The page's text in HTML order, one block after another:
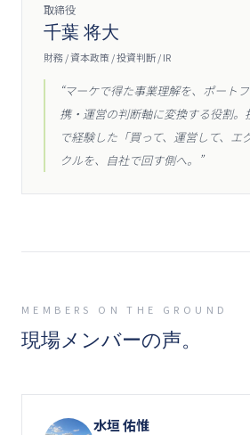
取締役
千葉 将大
財務 / 資本政策 / 投資判断 / IR
“マーケで得た事業理解を、ポート
携・運営の判断軸に変換する役割
で経験した「買って、運営して、エ
クルを、自社で回す側へ。 ”
MEMBERS ON THE GROUND
現場メンバーの声。
水垣 佑惟